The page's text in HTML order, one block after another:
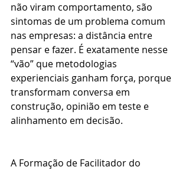
não viram comportamento, são
sintomas de um problema comum
nas empresas: a distância entre
pensar e fazer. É exatamente nesse
“vão” que metodologias
experienciais ganham força, porque
transformam conversa em
construção, opinião em teste e
alinhamento em decisão.
A Formação de Facilitador do